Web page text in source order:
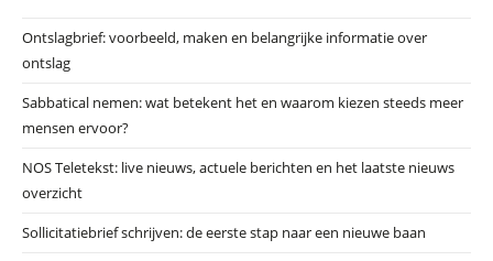
Ontslagbrief: voorbeeld, maken en belangrijke informatie over
ontslag
Sabbatical nemen: wat betekent het en waarom kiezen steeds meer
mensen ervoor?
NOS Teletekst: live nieuws, actuele berichten en het laatste nieuws
overzicht
Sollicitatiebrief schrijven: de eerste stap naar een nieuwe baan